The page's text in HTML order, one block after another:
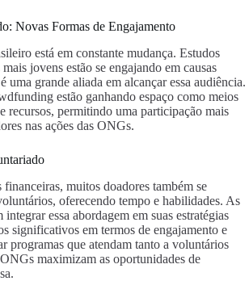
Novas Formas de Engajamento
está em constante mudança. Estudos
jovens estão se engajando em causas
uma grande aliada em alcançar essa audiência.
estão ganhando espaço como meios
recursos, permitindo uma participação mais
nas ações das ONGs.
muitos doadores também se
oferecendo tempo e habilidades. As
essa abordagem em suas estratégias
significativos em termos de engajamento e
programas que atendam tanto a voluntários
maximizam as oportunidades de